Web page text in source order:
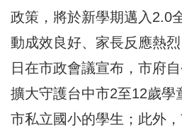
政策，將於新學期邁入2.0
動成效良好、家長反應熱
日在市政會議宣布，市府
擴大守護台中市2至12歲學
市私立國小的學生；此外